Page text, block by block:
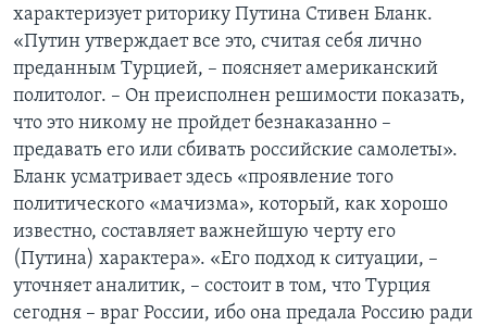
характеризует риторику Путина Стивен Бланк.
«Путин утверждает все это, считая себя лично
преданным Турцией, – поясняет американский
политолог. – Он преисполнен решимости показать,
что это никому не пройдет безнаказанно –
предавать его или сбивать российские самолеты».
Бланк усматривает здесь «проявление того
политического «мачизма», который, как хорошо
известно, составляет важнейшую черту его
(Путина) характера». «Его подход к ситуации, –
уточняет аналитик, – состоит в том, что Турция
сегодня – враг России, ибо она предала Россию ради